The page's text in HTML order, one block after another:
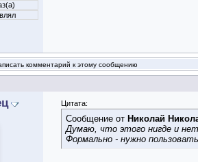
комментарий к этому сообщению
Цитата:
Сообщение от Николай
Думаю, что этого нигде и
Формально - нужно